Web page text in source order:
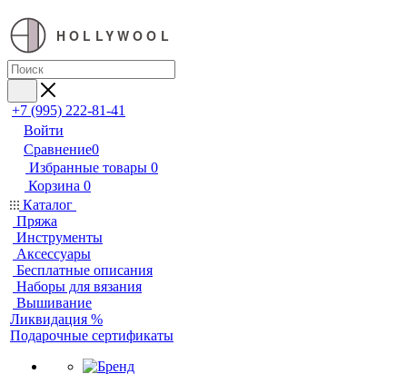
HOLLYWOOL
+7 (995) 222-81-41
Войти
Сравнение0
Избранные товары 0
Корзина 0
Каталог
Пряжа
Инструменты
Аксессуары
Бесплатные описания
Наборы для вязания
Вышивание
Ликвидация %
Подарочные сертификаты